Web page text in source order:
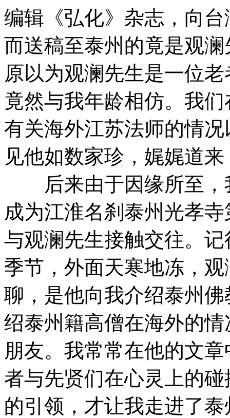
编辑《弘化》杂志，向
而送稿至泰州的竟是观
原以为观澜先生是一位
竟然与我年龄相仿。我
有关海外江苏法师的情
见他如数家珍，娓娓道
后来由于因缘所至，
成为江淮名刹泰州光孝
与观澜先生接触交往。
季节，外面天寒地冻，
聊，是他向我介绍泰州
绍泰州籍高僧在海外的
朋友。我常常在他的文
者与先贤们在心灵上的
的引领，才让我走进了